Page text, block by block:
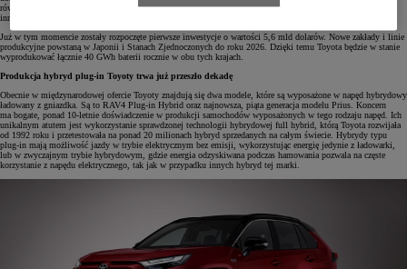
również w baterie bipolarne, testuje system wymiennych baterii do pojazdów użytkowych oraz poszukuje
innowacyjnych technologii magazynowania energii.
Już w tym momencie zostały rozpoczęte pierwsze inwestycje o wartości 5,6 mld dolarów. Nowe zakłady i linie
produkcyjne powstaną w Japonii i Stanach Zjednoczonych do roku 2026. Dzięki temu Toyota będzie w stanie
wyprodukować łącznie 40 GWh baterii rocznie w obu tych krajach.
Produkcja hybryd plug-in Toyoty trwa już przeszło dekadę
Obecnie w międzynarodowej ofercie Toyoty znajdują się dwa modele, które są wyposażone w napęd hybrydowy
ładowany z gniazdka. Są to RAV4 Plug-in Hybrid oraz najnowsza, piąta generacja modelu Prius. Koncern
ma bogate, ponad 10-letnie doświadczenie w produkcji samochodów wyposażonych w tego rodzaju napęd. Ich
unikalnym atutem jest wykorzystanie sprawdzonej technologii hybrydowej full hybrid, którą Toyota rozwijała
od 1992 roku i przetestowała na ponad 20 milionach hybryd sprzedanych na całym świecie. Hybrydy typu
plug-in mają możliwość jazdy w trybie elektrycznym bez emisji, wykorzystując energię jedynie z ładowarki,
lub w zwyczajnym trybie hybrydowym, gdzie energia odzyskiwana podczas hamowania pozwala na częste
korzystanie z napędu elektrycznego, tak jak w przypadku innych hybryd tej marki.